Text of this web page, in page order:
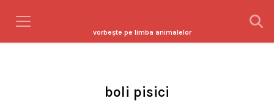
vorbeşte pe limba animalelor
boli pisici